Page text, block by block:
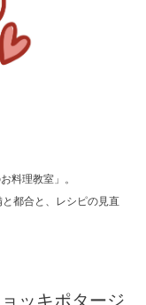
料理教室」。
都合と、レシピの見直
ッキポタージ